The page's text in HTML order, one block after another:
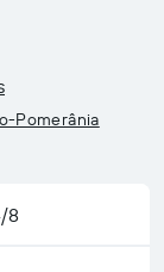
Pomerânia
8